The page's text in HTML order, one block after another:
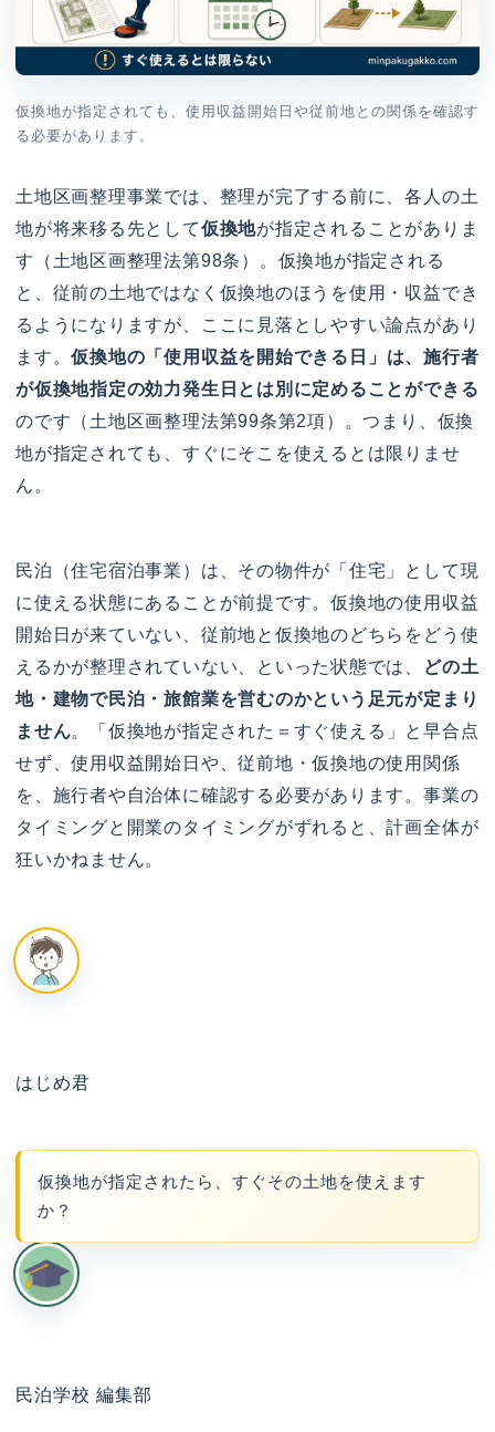
仮換地が指定されても、使用収益開始日や従前地との関係を確認す
る必要があります。
土地区画整理事業では、整理が完了する前に、各人の土
地が将来移る先として仮換地が指定されることがありま
す（土地区画整理法第98条）。仮換地が指定される
と、従前の土地ではなく仮換地のほうを使用・収益でき
るようになりますが、ここに見落としやすい論点があり
ます。仮換地の「使用収益を開始できる日」は、施行者
が仮換地指定の効力発生日とは別に定めることができる
のです（土地区画整理法第99条第2項）。つまり、仮換
地が指定されても、すぐにそこを使えるとは限りませ
ん。
民泊（住宅宿泊事業）は、その物件が「住宅」として現
に使える状態にあることが前提です。仮換地の使用収益
開始日が来ていない、従前地と仮換地のどちらをどう使
えるかが整理されていない、といった状態では、
どの土
地・建物で民泊・旅館業を営むのかという足元が定まり
ません。「仮換地が指定された＝すぐ使える」と早合点
せず、使用収益開始日や、従前地・仮換地の使用関係
を、施行者や自治体に確認する必要があります。事業の
タイミングと開業のタイミングがずれると、計画全体が
狂いかねません。
はじめ君
仮換地が指定されたら、すぐその土地を使えます
か？
民泊学校 編集部